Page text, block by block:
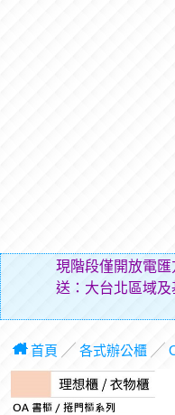
現階段僅開放電
送：大台北區域
首頁 ╱ 各式辦公櫃╱